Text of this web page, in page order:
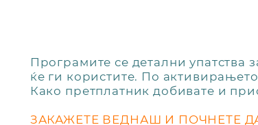
Програмите се детални упатства
ќе ги користите. По
Како претплатник добивате и
ЗАКАЖЕТЕ ВЕДНАШ И ПОЧНЕТЕ